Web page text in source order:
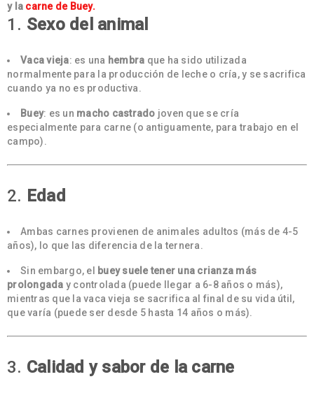
y la carne de Buey.
1. Sexo del animal
Vaca vieja: es una hembra que ha sido utilizada
normalmente para la producción de leche o cría, y se sacrifica
cuando ya no es productiva.
Buey: es un macho castrado joven que se cría
especialmente para carne (o antiguamente, para trabajo en el
campo).
2. Edad
Ambas carnes provienen de animales adultos (más de 4-5
años), lo que las diferencia de la ternera.
Sin embargo, el
buey suele tener una crianza más
prolongada y controlada (puede llegar a 6-8 años o más),
mientras que la vaca vieja se sacrifica al final de su vida útil,
que varía (puede ser desde 5 hasta 14 años o más).
3. Calidad y sabor de la carne